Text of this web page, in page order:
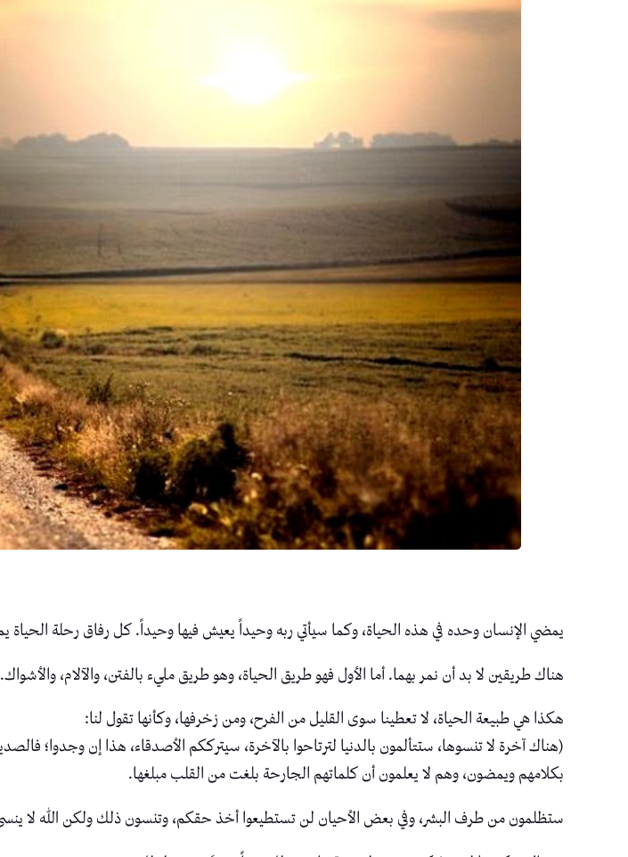
يمضي الإنسان وحده في هذه الحياة، وكما سيأتي ربه وحيداً يعيش فيها وحيداً. كل رفاق رحلة الحياة
هناك طريقين لا بد أن نمر بهما. أما الأول فهو طريق الحياة، وهو طريق مليء بالفتن، والآلام،
هكذا هي طبيعة الحياة، لا تعطينا سوى القليل من الفرح، ومن زخرفها، وكأنها تقول لنا:
(هناك آخرة لا تنسوها، ستتألمون بالدنيا لترتاحوا بالآخرة، سيترككم الأصدقاء، هذا إن وجدوا؛
بكلامهم ويمضون، وهم لا يعلمون أن كلماتهم الجارحة بلغت من القلب مبلغها.
ستظلمون من طرف البشر، وفي بعض الأحيان لن تستطيعوا أخذ حقكم، وتنسون ذلك ولكن الله لا